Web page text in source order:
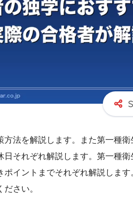
法を解説します。また第一種衛
それぞれ解説します。第一種衛
イントまでそれぞれ解説します
さい。